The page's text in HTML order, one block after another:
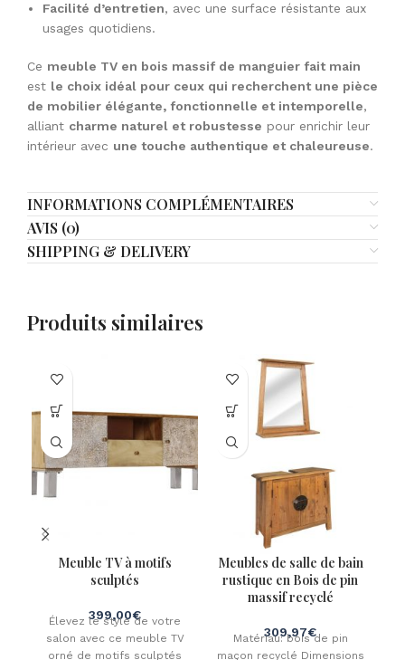
Facilité d’entretien, avec une surface résistante aux
usages quotidiens.
Ce meuble TV en bois massif de manguier fait main
est le choix idéal pour ceux qui recherchent une pièce
de mobilier élégante, fonctionnelle et intemporelle,
alliant charme naturel et robustesse pour enrichir leur
intérieur avec une touche authentique et chaleureuse.
INFORMATIONS COMPLÉMENTAIRES
AVIS (0)
SHIPPING & DELIVERY
Produits similaires
Meuble TV à motifs
sculptés
399,00€
Élevez le style de votre
salon avec ce meuble TV
orné de motifs sculptés
Meubles de salle de bain
rustique en Bois de pin
massif recyclé
309,97€
Matériau: bois de pin
maçon recyclé Dimensions